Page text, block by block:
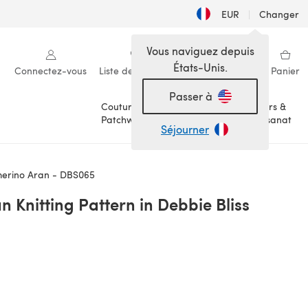
EUR | Changer
Connectez-vous Liste de souhaits Ma bibliothèque Panier
Couture &
Patchwork
Loisirs &
Artisanat
Vous naviguez depuis
États-Unis.
Passer à
Séjourner
Aran - DBS065
Knitting Pattern in Debbie Bliss